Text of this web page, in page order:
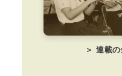
＞ 連載